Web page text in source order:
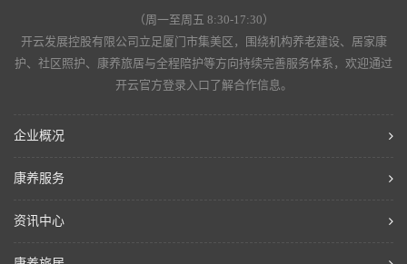
（周一至周五 8:30-17:30）
开云发展控股有限公司立足厦门市集美区，围绕机构养老建设、居家康
护、社区照护、康养旅居与全程陪护等方向持续完善服务体系，欢迎通过
开云官方登录入口了解合作信息。
企业概况
康养服务
资讯中心